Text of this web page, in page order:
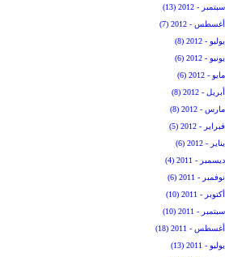
سبتمبر - 2012 (13)
أغسطس - 2012 (7)
يوليو - 2012 (8)
يونيو - 2012 (6)
مايو - 2012 (6)
أبريل - 2012 (8)
مارس - 2012 (8)
فبراير - 2012 (5)
يناير - 2012 (6)
ديسمبر - 2011 (4)
نوفمبر - 2011 (6)
أكتوبر - 2011 (10)
سبتمبر - 2011 (10)
أغسطس - 2011 (18)
يوليو - 2011 (13)